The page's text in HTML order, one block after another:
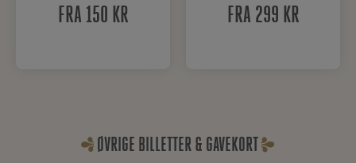
FRA 150 KR FRA 299 KR
ØVRIGE BILLETTER & GAVEKORT